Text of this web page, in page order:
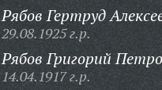
Рябов Гертруд
29.08.1925 г.р.
Рябов Григорий
14.04.1917 г.р.